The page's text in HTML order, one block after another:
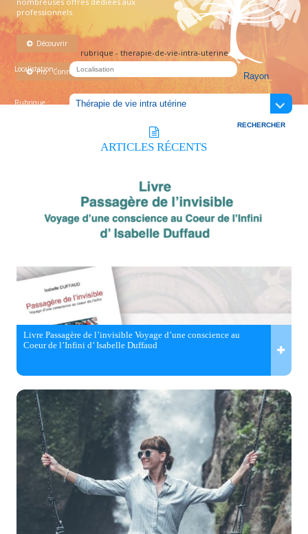
rubrique - therapie-de-vie-intra-uterine
Localistation :
Rubrique :
professionnels.
Découvrir
Pro : Connectez-vous !
ARTICLES RÉCENTS
Livre Passagère de l’invisible Voyage d’une conscience au
Coeur de l’Infini d’ Isabelle Duffaud